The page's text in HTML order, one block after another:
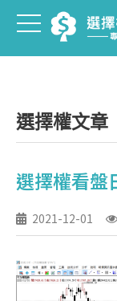
選擇權文章
選擇權看盤
2021-12-01